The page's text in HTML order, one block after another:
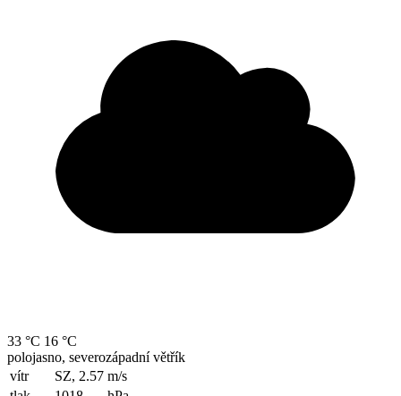
33 °C 16 °C
polojasno, severozápadní větřík
vítr
SZ, 2.57 m/s